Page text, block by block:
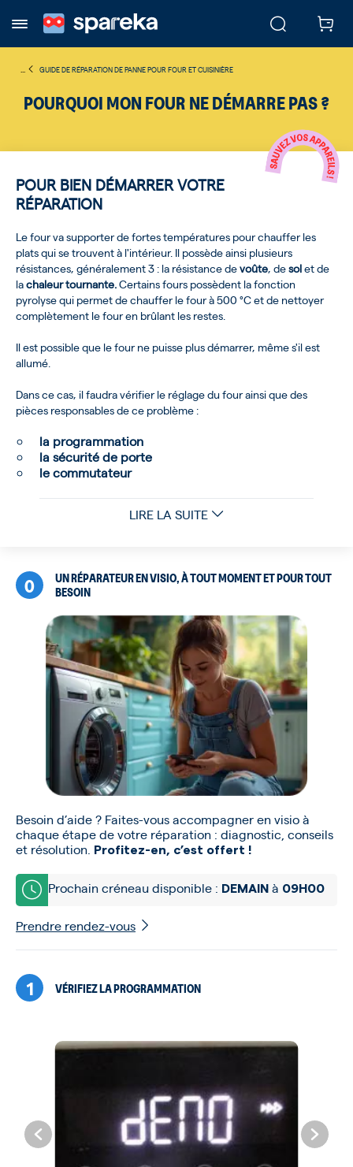
GUIDE DE RÉPARATION DE PANNE POUR FOUR ET CUISINIÈRE
POURQUOI MON FOUR NE DÉMARRE PAS ?
POUR BIEN DÉMARRER VOTRE
RÉPARATION
Le four va supporter de fortes températures pour chauffer les
plats qui se trouvent à l'intérieur. Il possède ainsi plusieurs
résistances, généralement 3 : la résistance devoûte, desolet de
lachaleur tournante.Certains fours possèdent la fonction
pyrolyse qui permet de chauffer le four à 500 °C et de nettoyer
complètement le four en brûlant les restes.
Il est possible que le four ne puisse plus démarrer, même s'il est
allumé.
Dans ce cas, il faudra vérifier le réglage du four ainsi que des
pièces responsables de ce problème :
la programmation
la sécurité de porte
le commutateur
LIRE LA SUITE
0
UN RÉPARATEUR EN VISIO, À TOUT MOMENT ET POUR TOUT
BESOIN
Besoin d’aide ? Faites-vous accompagner en visio à
chaque étape de votre réparation : diagnostic, conseils
et résolution.
Profitez-en, c’est offert !
Prochain créneau disponible : DEMAIN à 09H00
Prendre rendez-vous
1 VÉRIFIEZ LA PROGRAMMATION